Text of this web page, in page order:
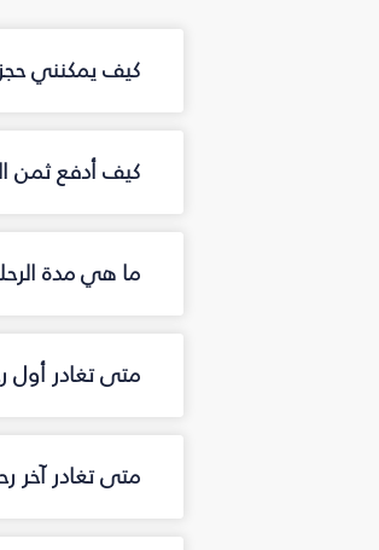
كيف يمكنني
كيف أدفع ثمن
ما هي مدة
متى تغادر أول
متى تغادر آخر